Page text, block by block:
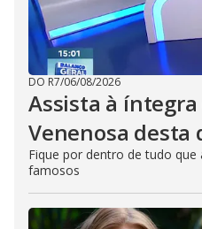
DO R7/06/08/2026
Assista à íntegra
Venenosa desta
Fique por dentro de tudo
famosos